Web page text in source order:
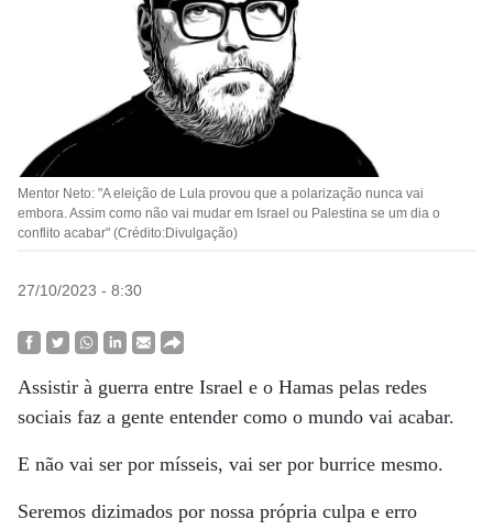
Mentor Neto: "A eleição de Lula provou que a polarização nunca vai
embora. Assim como não vai mudar em Israel ou Palestina se um dia o
conflito acabar" (Crédito:Divulgação)
27/10/2023 - 8:30
Assistir à guerra entre Israel e o Hamas pelas redes
sociais faz a gente entender como o mundo vai acabar.
E não vai ser por mísseis, vai ser por burrice mesmo.
Seremos dizimados por nossa própria culpa e erro